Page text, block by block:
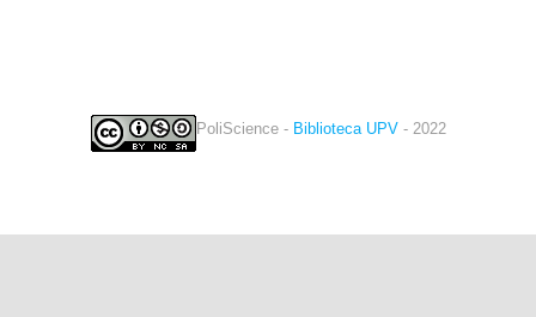
PoliScience - Biblioteca UPV- 2022